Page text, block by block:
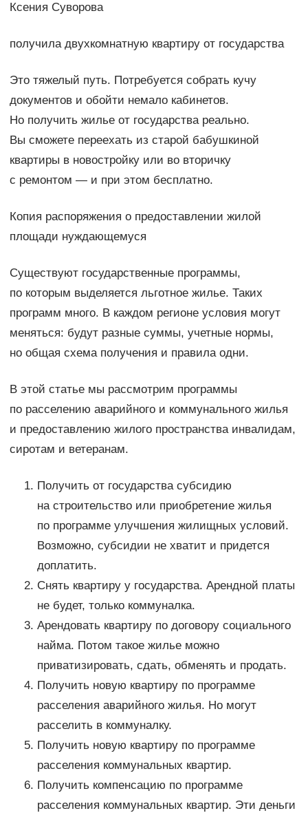
Ксения Суворова
получила двухкомнатную квартиру от государства
Это тяжелый путь. Потребуется собрать кучу
документов и обойти немало кабинетов.
Но получить жилье от государства реально.
Вы сможете переехать из старой бабушкиной
квартиры в новостройку или во вторичку
с ремонтом — и при этом бесплатно.
Копия распоряжения о предоставлении жилой
площади нуждающемуся
Существуют государственные программы,
по которым выделяется льготное жилье. Таких
программ много. В каждом регионе условия могут
меняться: будут разные суммы, учетные нормы,
но общая схема получения и правила одни.
В этой статье мы рассмотрим программы
по расселению аварийного и коммунального жилья
и предоставлению жилого пространства инвалидам,
сиротам и ветеранам.
Получить от государства субсидию
на строительство или приобретение жилья
по программе улучшения жилищных условий.
Возможно, субсидии не хватит и придется
доплатить.
Снять квартиру у государства. Арендной платы
не будет, только коммуналка.
Арендовать квартиру по договору социального
найма. Потом такое жилье можно
приватизировать, сдать, обменять и продать.
Получить новую квартиру по программе
расселения аварийного жилья. Но могут
расселить в коммуналку.
Получить новую квартиру по программе
расселения коммунальных квартир.
Получить компенсацию по программе
расселения коммунальных квартир. Эти деньги